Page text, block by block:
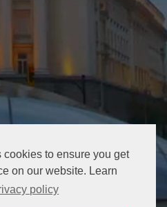
to ensure you get
on our website. Learn
policy